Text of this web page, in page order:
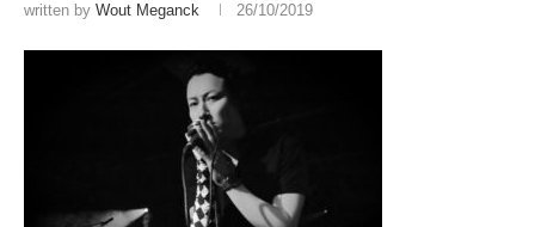
written by Wout Meganck 26/10/2019